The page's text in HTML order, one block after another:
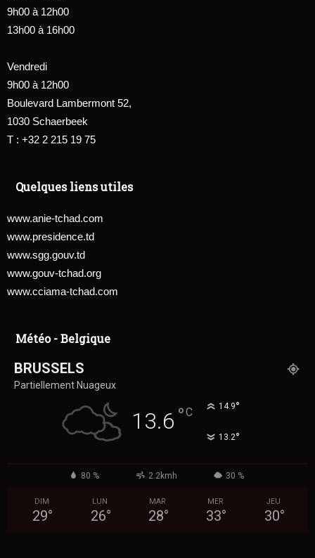
9h00 à 12h00
13h00 à 16h00
Vendredi
9h00 à 12h00
Boulevard Lambermont 52,
1030 Schaerbeek
T : +32 2 215 19 75
Quelques liens utiles
www.anie-tchad.com
www.presidence.td
www.sgg.gouv.td
www.gouv-tchad.org
www.cciama-tchad.com
Météo - Belgique
BRUSSELS
Partiellement Nuageux
13.6 °C 14.9°
13.2°
80 % 2.2kmh 30 %
DIM
29°
LUN
26°
MAR
28°
MER
33°
JEU
30°